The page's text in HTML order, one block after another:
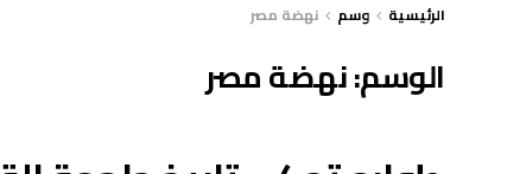
الرئيسية وسم نهضة مصر
الوسم:نهضة مصر